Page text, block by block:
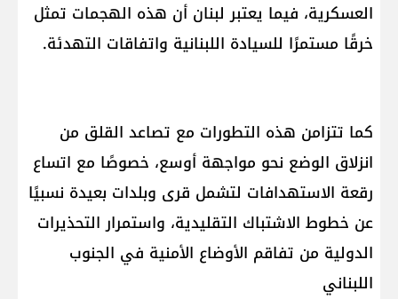
العسكرية، فيما يعتبر لبنان أن هذه الهجمات تمثل
خرقًا مستمرًا للسيادة اللبنانية واتفاقات التهدئة.
كما تتزامن هذه التطورات مع تصاعد القلق من
انزلاق الوضع نحو مواجهة أوسع، خصوصًا مع اتساع
رقعة الاستهدافات لتشمل قرى وبلدات بعيدة نسبيًا
عن خطوط الاشتباك التقليدية، واستمرار التحذيرات
الدولية من تفاقم الأوضاع الأمنية في الجنوب
اللبناني